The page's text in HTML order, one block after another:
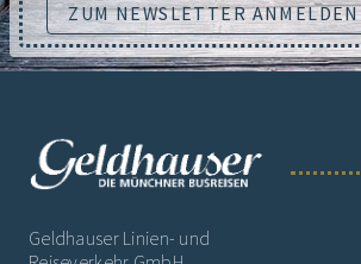
ZUM NEWSLETTER ANMELDEN
Geldhauser Linien- und